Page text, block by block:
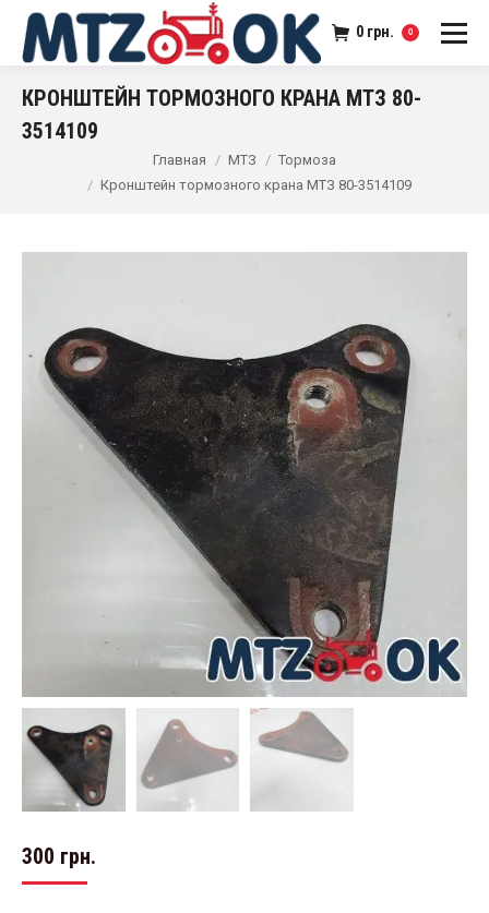
0 грн. 0
КРОНШТЕЙН ТОРМОЗНОГО КРАНА МТЗ 80-
3514109
Главная МТЗ
Тормоза
Кронштейн тормозного крана МТЗ 80-3514109
300 грн.